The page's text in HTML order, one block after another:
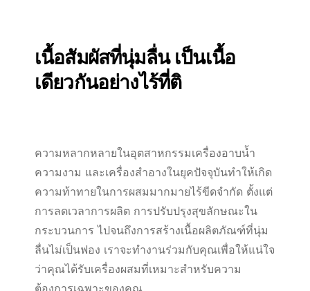
เนื้อสัมผัสที่นุ่มลื่น เป็นเนื้อ
เดียวกันอย่างไร้ที่ติ
ความหลากหลายในอุตสาหกรรมเครื่องอาบน้ำ
ความงาม และเครื่องสำอางในยุคปัจจุบันทำให้เกิด
ความท้าทายในการผสมมากมายไร้ขีดจำกัด ตั้งแต่
การลดเวลาการผลิต การปรับปรุงสุขลักษณะใน
กระบวนการ ไปจนถึงการสร้างเนื้อผลิตภัณฑ์ที่นุ่ม
ลื่นไม่เป็นฟอง เราจะทำงานร่วมกับคุณเพื่อให้แน่ใจ
ว่าคุณได้รับเครื่องผสมที่เหมาะสำหรับความ